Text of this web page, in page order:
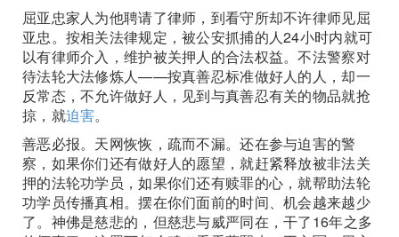
屈亚忠家人为他聘请了律师，到看守所却不许律师见屈
亚忠。按相关法律规定，被公安抓捕的人24小时内就可
以有律师介入，维护被关押人的合法权益。不法警察对
待法轮大法修炼人——按真善忍标准做好人的人，却一
反常态，不允许做好人，见到与真善忍有关的物品就抢
掠，就迫害。
善恶必报。天网恢恢，疏而不漏。还在参与迫害的警
察，如果你们还有做好人的愿望，就赶紧释放被非法关
押的法轮功学员，如果你们还有赎罪的心，就帮助法轮
功学员传播真相。摆在你们面前的时间、机会越来越少
了。神佛是慈悲的，但慈悲与威严同在，干了16年之多